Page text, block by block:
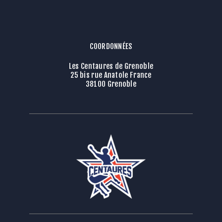
COORDONNÉES
Les Centaures de Grenoble
25 bis rue Anatole France
38100 Grenoble